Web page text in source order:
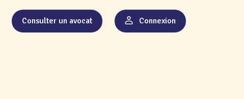
Consulter un avocat Connexion